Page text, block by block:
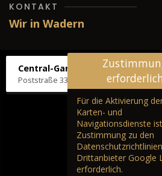
KONTAKT
Wir in Wadern
Central-Garage H. Wilhelm
Poststraße 33, 66687 Wadernerforderlich
Für die Aktivierung
Karten- und
Navigationsdienste
Zustimmung zu den
Drittanbieter Google
erforderlich.